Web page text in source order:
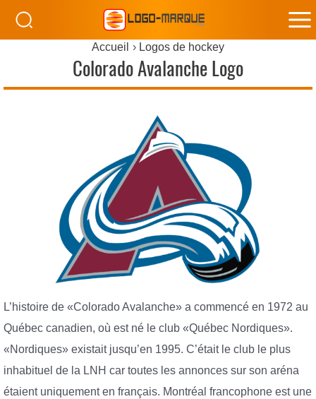
Accueil Logos de hockey
Colorado Avalanche Logo
L’histoire de «Colorado Avalanche» a commencé en 1972 au
Québec canadien, où est né le club «Québec Nordiques».
«Nordiques» existait jusqu’en 1995. C’était le club le plus
inhabituel de la LNH car toutes les annonces sur son aréna
étaient uniquement en français. Montréal francophone est une